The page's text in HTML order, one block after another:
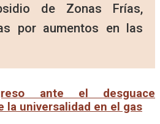
de Zonas Frías,
por aumentos en las
ante el desguace
la universalidad en el gas